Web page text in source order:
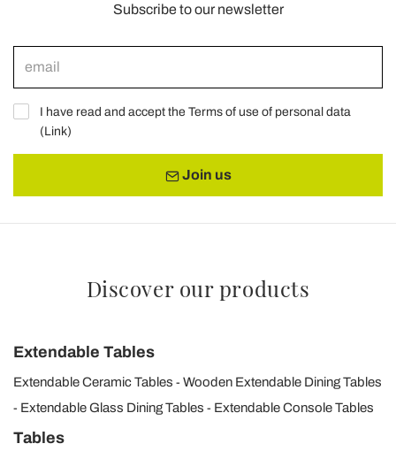
Subscribe to our newsletter
I have read and accept the Terms of use of personal data
(Link)
Join us
Discover our products
Extendable Tables
Extendable Ceramic Tables
Wooden Extendable Dining Tables
Extendable Glass Dining Tables
Extendable Console Tables
Tables